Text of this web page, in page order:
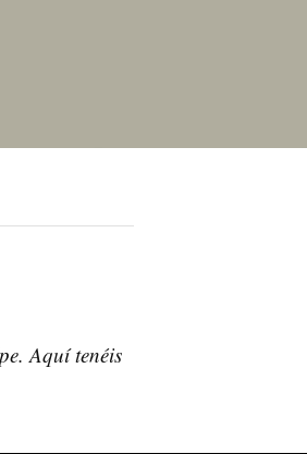
Aquí tenéis